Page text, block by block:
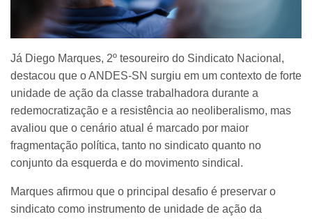
Já Diego Marques, 2º tesoureiro do Sindicato Nacional,
destacou que o ANDES-SN surgiu em um contexto de forte
unidade de ação da classe trabalhadora durante a
redemocratização e a resistência ao neoliberalismo, mas
avaliou que o cenário atual é marcado por maior
fragmentação política, tanto no sindicato quanto no
conjunto da esquerda e do movimento sindical.
Marques afirmou que o principal desafio é preservar o
sindicato como instrumento de unidade de ação da